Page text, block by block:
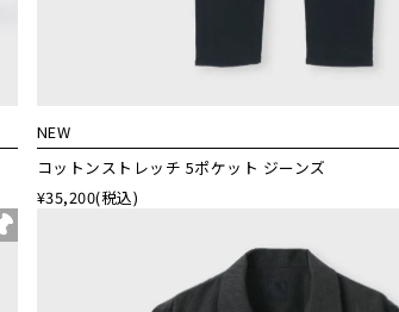
NEW
コットンストレッチ 5ポケット ジーンズ
¥35,200(税込)